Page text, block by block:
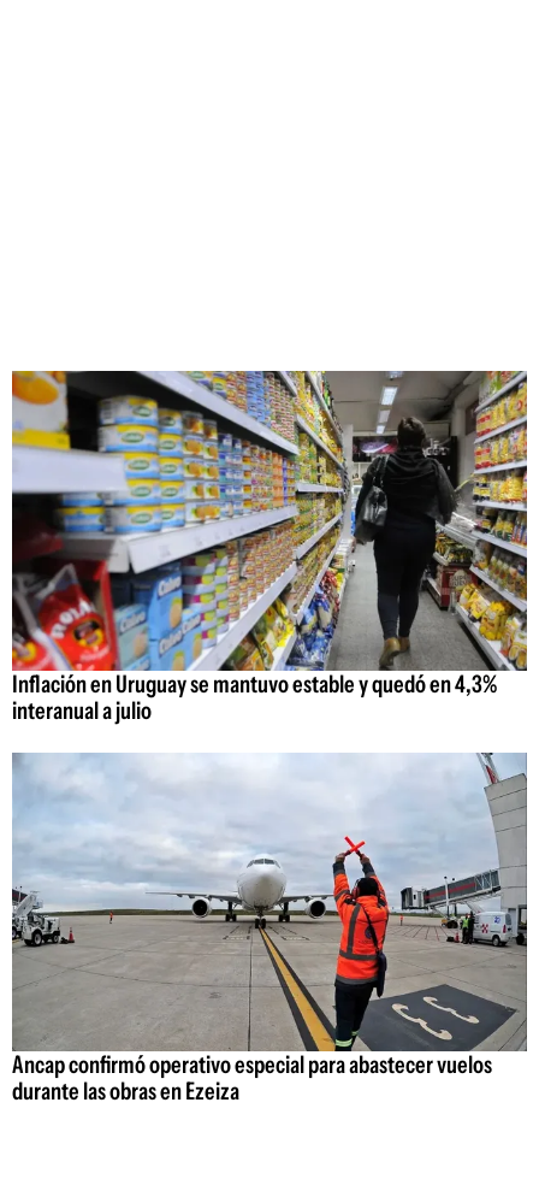
Inflación en Uruguay se mantuvo estable y quedó en 4,3%
interanual a julio
Ancap confirmó operativo especial para abastecer vuelos
durante las obras en Ezeiza